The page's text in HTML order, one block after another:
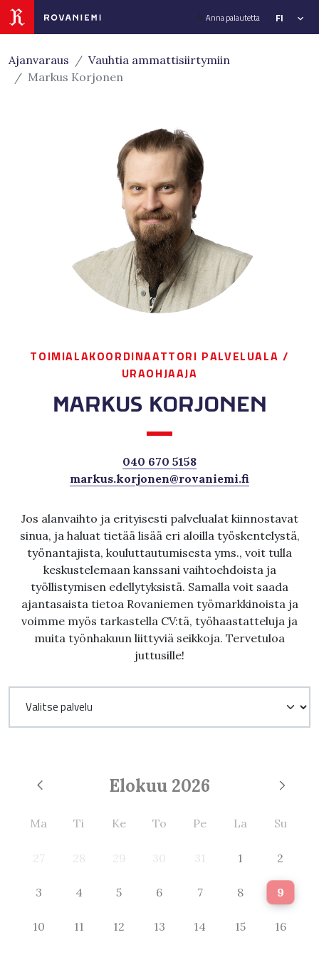
Siirry sivusisältöön 4 Anna palautetta FI
Ajanvaraus
Vauhtia ammattisiirtymiin
Markus Korjonen
TOIMIALAKOORDINAATTORI PALVELUALA /
URAOHJAAJA
MARKUS KORJONEN
040 670 5158
markus.korjonen@rovaniemi.fi
Jos alanvaihto ja erityisesti palvelualat kiinnostavat
sinua, ja haluat tietää lisää eri aloilla työskentelystä,
työnantajista, kouluttautumisesta yms., voit tulla
keskustelemaan kanssani vaihtoehdoista ja
työllistymisen edellytyksistä. Samalla voit saada
ajantasaista tietoa Rovaniemen työmarkkinoista ja
voimme myös tarkastella CV:tä, työhaastatteluja ja
muita työnhakuun liittyviä seikkoja. Tervetuloa
juttusille!
Elokuu 2026
Ma Ti Ke To Pe La Su
27 28 29 30 31 1 2
3 4 5 6 7 8 9
10 11 12 13 14 15 16